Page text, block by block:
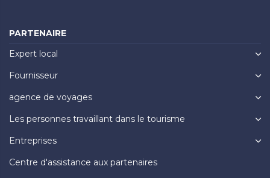
PARTENAIRE
Expert local
Fournisseur
agence de voyages
Les personnes travaillant dans le tourisme
Entreprises
Centre d'assistance aux partenaires